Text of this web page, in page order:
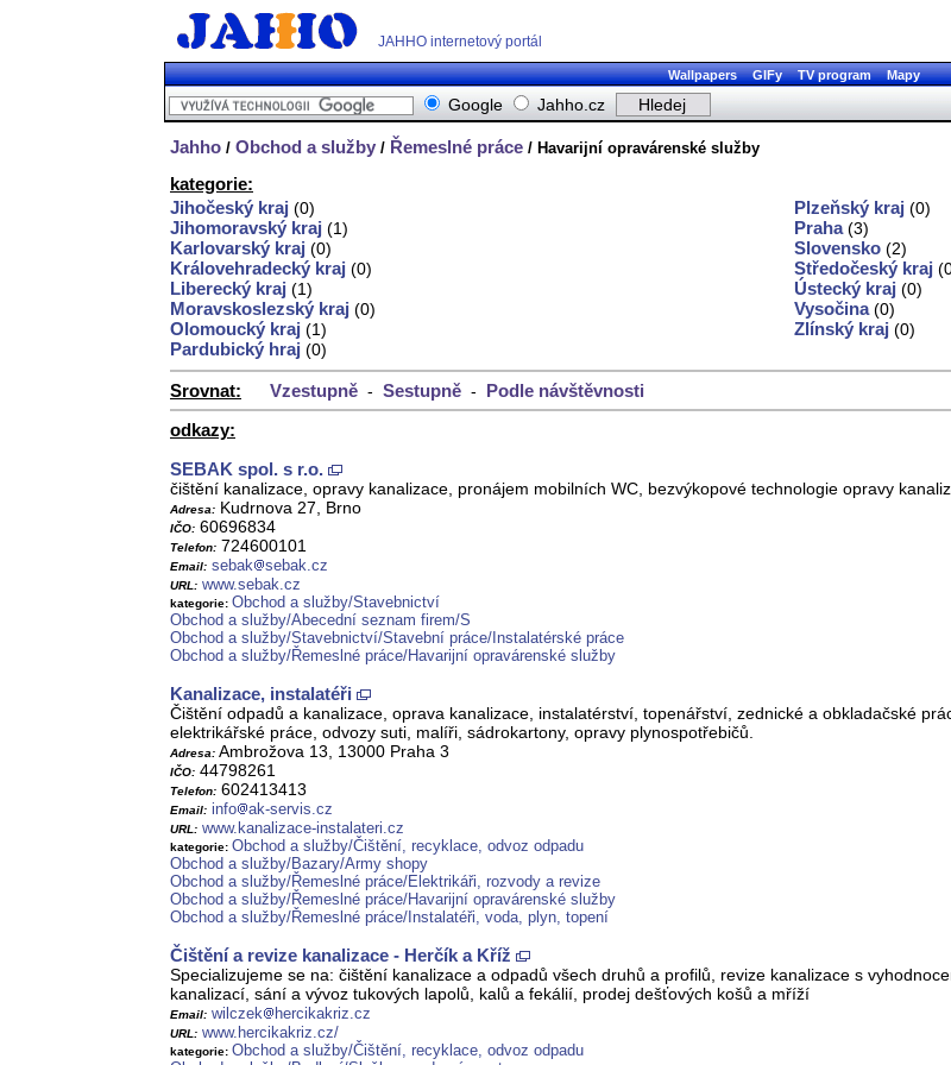
JAHHO internetový portál
Wallpapers GIFy TV program Mapy
Google Jahho.cz
Jahho / Obchod a služby / Řemeslné práce / Havarijní opravárenské služby
kategorie:
Jihočeský kraj (0)
Jihomoravský kraj (1)
Karlovarský kraj (0)
Královehradecký kraj (0)
Liberecký kraj (1)
Moravskoslezský kraj (0)
Olomoucký kraj (1)
Pardubický hraj (0)
Plzeňský kraj (0)
Praha(3)
Slovensko (2)
Středočeský kraj
Ústecký kraj (0)
Vysočina(0)
Zlínský kraj (0)
Srovnat: Vzestupně - Sestupně - Podle návštěvnosti
odkazy:
SEBAK spol. s r.o.
čištění kanalizace, opravy kanalizace, pronájem mobilních WC, bezvýkopové technologie opravy
Adresa: Kudrnova 27, Brno
IČO: 60696834
Telefon: 724600101
Email: sebak sebak.cz
URL: www.sebak.cz
kategorie: Obchod a služby/Stavebnictví
Obchod a služby/Abecední seznam firem/S
Obchod a služby/Stavebnictví/Stavební práce/Instalatérské práce
Obchod a služby/Řemeslné práce/Havarijní opravárenské služby
Kanalizace, instalatéři
Čištění odpadů a kanalizace, oprava kanalizace, instalatérství, topenářství, zednické a obkladačské
elektrikářské práce, odvozy suti, malíři, sádrokartony, opravy plynospotřebičů.
Adresa: Ambrožova 13, 13000 Praha 3
IČO: 44798261
Telefon: 602413413
Email: info ak-servis.cz
URL: www.kanalizace-instalateri.cz
kategorie: Obchod a služby/Čištění, recyklace, odvoz odpadu
Obchod a služby/Bazary/Army shopy
Obchod a služby/Řemeslné práce/Elektrikáři, rozvody a revize
Obchod a služby/Řemeslné práce/Havarijní opravárenské služby
Obchod a služby/Řemeslné práce/Instalatéři, voda, plyn, topení
Čištění a revize kanalizace - Herčík a Kříž
Specializujeme se na: čištění kanalizace a odpadů všech druhů a profilů, revize kanalizace s
kanalizací, sání a vývoz tukových lapolů, kalů a fekálií, prodej dešťových košů a mříží
Email: wilczek hercikakriz.cz
URL: www.hercikakriz.cz/
kategorie: Obchod a služby/Čištění, recyklace, odvoz odpadu